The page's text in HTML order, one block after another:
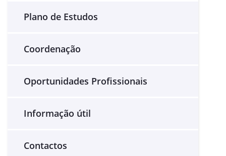
Plano de Estudos
Coordenação
Oportunidades Profissionais
Informação útil
Contactos